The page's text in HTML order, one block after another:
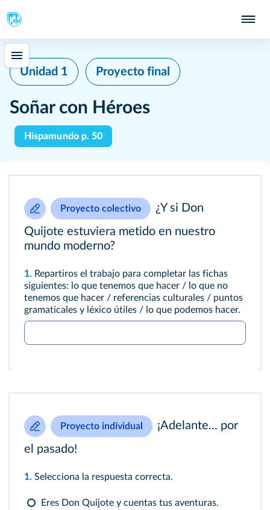
Unidad 1 Proyecto final
Soñar con Héroes
Hispamundo p. 50
Proyecto colectivo
¿Y si Don
Quijote estuviera metido en nuestro
mundo moderno?
1. Repartiros el trabajo para completar las fichas
siguientes: lo que tenemos que hacer / lo que no
tenemos que hacer / referencias culturales / puntos
gramaticales y léxico útiles / lo que podemos hacer.
Proyecto individual
¡Adelante... por
el pasado!
1. Selecciona la respuesta correcta.
Eres Don Quijote y cuentas tus aventuras.